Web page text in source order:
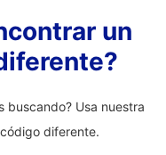
un
buscando? Usa nuestra
diferente.